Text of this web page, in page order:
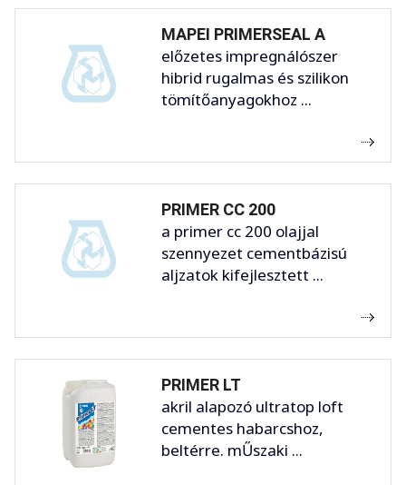
MAPEI PRIMERSEAL A
előzetes impregnálószer
hibrid rugalmas és szilikon
tömítőanyagokhoz ...
PRIMER CC 200
a primer cc 200 olajjal
szennyezet cementbázisú
aljzatok kifejlesztett ...
PRIMER LT
akril alapozó ultratop loft
cementes habarcshoz,
beltérre. mŰszaki ...